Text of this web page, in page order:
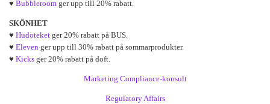
♥ Bubbleroom ger upp till 20% rabatt.
SKÖNHET
♥ Hudoteket ger 20% rabatt på BUS.
♥ Eleven ger upp till 30% rabatt på sommarprodukter.
♥ Kicks ger 20% rabatt på doft.
Marketing Compliance-konsult
Regulatory Affairs